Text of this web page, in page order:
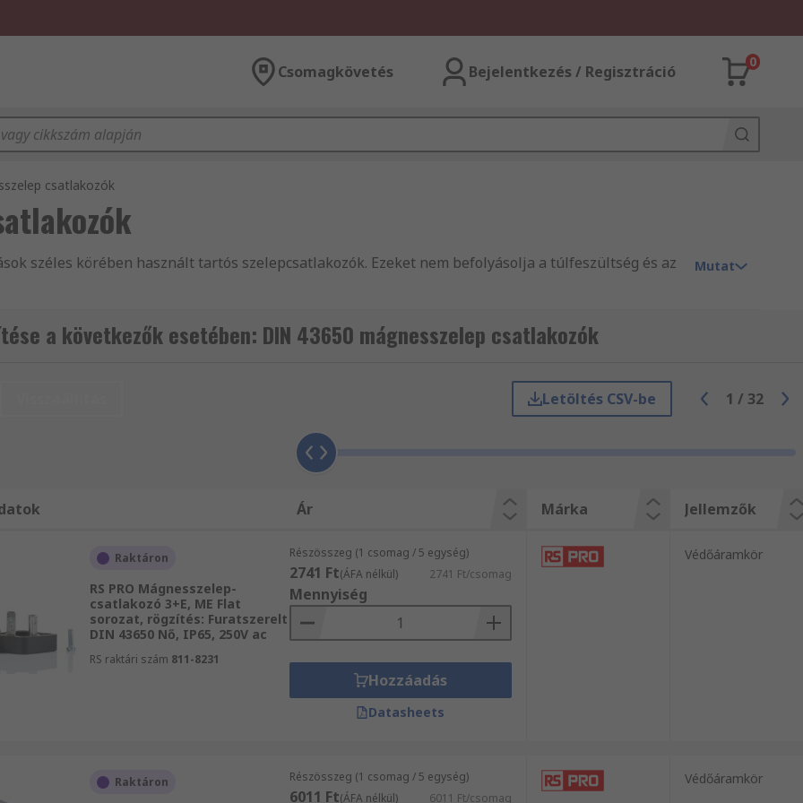
Csomagkövetés Bejelentkezés / Regisztráció
0
csatlakozók
széles körében használt tartós szelepcsatlakozók. Ezeket nem befolyásolja a túlfeszültség és az
is kapható: NBR profil, NBR lapos vagy EPDM lapos, mindegyik eltérő jellemzőkkel. Míg az NBR
az olajokkal szemben, de jobban megbirkózik az ózonnal, a hővel és a kedvezőtlen időjárási
amlyek különböző házzárakkal kaphatók.
például gépépítéshez, szerszámgyártáshoz vagy berendezések gyártásához
hőmérséklet-érzékelőkben és nyomásátalakítókban a teljesítmény- és jelátvitel
Mutat
a következők esetében: DIN 43650 mágnesszelep csatlakozók
Letöltés CSV-be 1 / 32
Ár Márka Jellemzők
Raktáron
RS PRO Mágnesszelep-
csatlakozó 3+E, ME Flat
sorozat, rögzítés: Furatszerelt
DIN 43650 Nő, IP65, 250V ac
RS raktári szám 811-8231
Részösszeg (1 csomag / 5 egység)
2741 Ft(ÁFA nélkül) 2741 Ft/csomag
Mennyiség
Hozzáadás
Datasheets
Védőáramkör
Raktáron Részösszeg (1 csomag / 5 egység)
6011 Ft(ÁFA nélkül) 6011 Ft/csomag
Védőáramkör